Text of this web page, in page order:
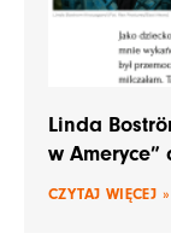
Linda
w Ameryce”
CZYTAJ WIĘCEJ »